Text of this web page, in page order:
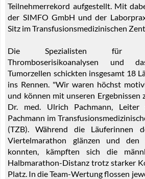
Teilnehmerrekord aufgestellt. Mit
der SIMFO GmbH und der
Sitz im Transfusionsmedizinischen
Die Spezialisten für
Thromboserisikoanalysen und
Tumorzellen schickten insgesamt 18
ins Rennen. "Wir waren höchst
und können mit unseren Ergebnissen
Dr. med. Ulrich Pachmann, Leiter
Pachmann im
(TZB). Während die Läuferinnen
Viertelmarathon glänzen und
konnten, kämpften sich die
Halbmarathon-Distanz trotz starker
Platz. In die Team-Wertung flossen